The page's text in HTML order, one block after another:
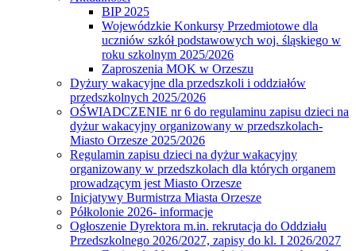
BIP 2025
Wojewódzkie Konkursy Przedmiotowe dla
uczniów szkół podstawowych woj. śląskiego w
roku szkolnym 2025/2026
Zaproszenia MOK w Orzeszu
Dyżury wakacyjne dla przedszkoli i oddziałów
przedszkolnych 2025/2026
OŚWIADCZENIE nr 6 do regulaminu zapisu dzieci na
dyżur wakacyjny organizowany w przedszkolach-
Miasto Orzesze 2025/2026
Regulamin zapisu dzieci na dyżur wakacyjny
organizowany w przedszkolach dla których organem
prowadzącym jest Miasto Orzesze
Inicjatywy Burmistrza Miasta Orzesze
Półkolonie 2026- informacje
Ogłoszenie Dyrektora m.in. rekrutacja do Oddziału
Przedszkolnego 2026/2027, zapisy do kl. I 2026/2027